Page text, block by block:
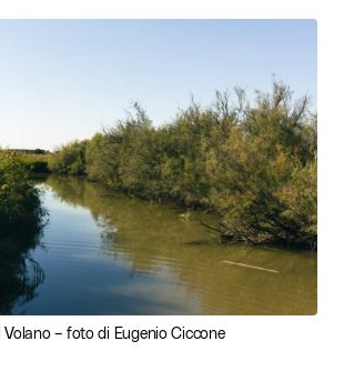
– foto di Eugenio Ciccone